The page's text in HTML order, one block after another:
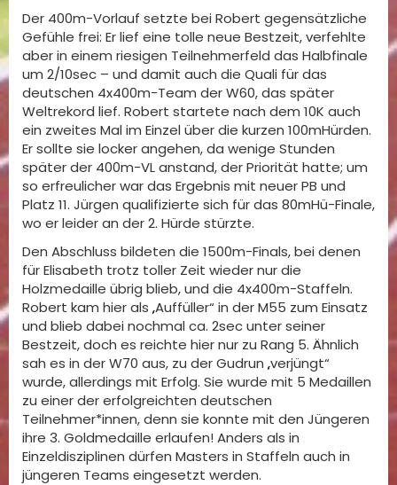
Der 400m-Vorlauf setzte bei Robert gegensätzliche
Gefühle frei: Er lief eine tolle neue Bestzeit, verfehlte
aber in einem riesigen Teilnehmerfeld das Halbfinale
um 2/10sec – und damit auch die Quali für das
deutschen 4x400m-Team der W60, das später
Weltrekord lief. Robert startete nach dem 10K auch
ein zweites Mal im Einzel über die kurzen 100mHürden.
Er sollte sie locker angehen, da wenige Stunden
später der 400m-VL anstand, der Priorität hatte; um
so erfreulicher war das Ergebnis mit neuer PB und
Platz 11. Jürgen qualifizierte sich für das 80mHü-Finale,
wo er leider an der 2. Hürde stürzte.
Den Abschluss bildeten die 1500m-Finals, bei denen
für Elisabeth trotz toller Zeit wieder nur die
Holzmedaille übrig blieb, und die 4x400m-Staffeln.
Robert kam hier als „Auffüller“ in der M55 zum Einsatz
und blieb dabei nochmal ca. 2sec unter seiner
Bestzeit, doch es reichte hier nur zu Rang 5. Ähnlich
sah es in der W70 aus, zu der Gudrun „verjüngt“
wurde, allerdings mit Erfolg. Sie wurde mit 5 Medaillen
zu einer der erfolgreichten deutschen
Teilnehmer*innen, denn sie konnte mit den Jüngeren
ihre 3. Goldmedaille erlaufen! Anders als in
Einzeldisziplinen dürfen Masters in Staffeln auch in
jüngeren Teams eingesetzt werden.